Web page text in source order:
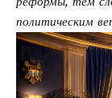
политическим